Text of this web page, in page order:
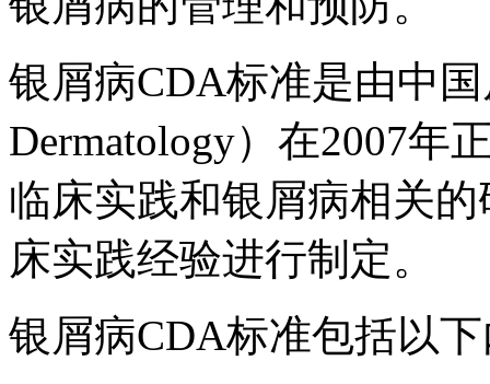
银屑病CDA标准是由中国
Dermatology）在2007年
临床实践和银屑病相关
床实践经验进行制定。
银屑病CDA标准包括以